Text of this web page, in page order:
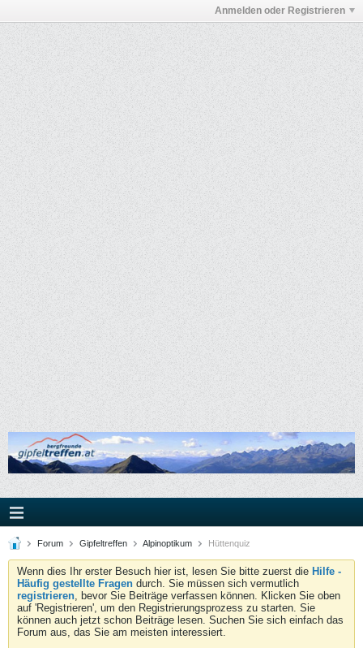
Anmelden oder Registrieren
Forum Gipfeltreffen Alpinoptikum Hüttenquiz
Wenn dies Ihr erster Besuch hier ist, lesen Sie bitte zuerst die Hilfe -
Häufig gestellte Fragen durch. Sie müssen sich vermutlich
registrieren, bevor Sie Beiträge verfassen können. Klicken Sie oben
auf 'Registrieren', um den Registrierungsprozess zu starten. Sie
können auch jetzt schon Beiträge lesen. Suchen Sie sich einfach das
Forum aus, das Sie am meisten interessiert.